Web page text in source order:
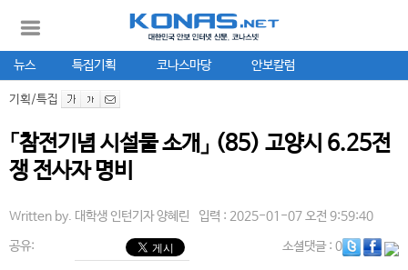
뉴스 특집기획 코나스마당 안보칼럼
기획/특집
「참전기념 시설물 소개」 (85) 고양시 6.25전
쟁 전사자 명비
Written by. 대학생 인턴기자 양혜린 입력 : 2025-01-07 오전 9:59:40
공유: 소셜댓글: 0